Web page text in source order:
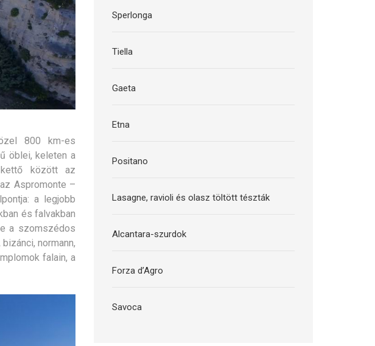
800 km-es
öblei, keleten a
között az
Aspromonte –
a legjobb
és falvakban
a szomszédos
normann,
falain, a
Sperlonga
Tiella
Gaeta
Etna
Positano
Lasagne, ravioli és olasz töltött tészták
Alcantara-szurdok
Forza d’Agro
Savoca